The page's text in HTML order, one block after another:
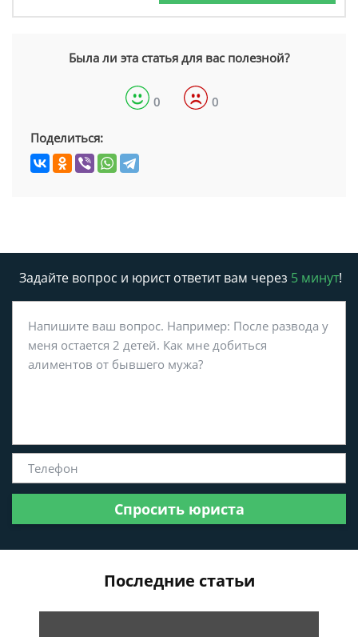
Была ли эта статья для вас полезной?
0 0
Поделиться:
Задайте вопрос и юрист ответит вам через 5 минут!
Спросить юриста
Последние статьи